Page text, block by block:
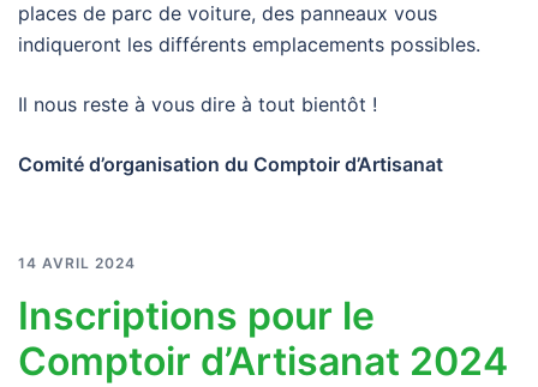
places de parc de voiture, des panneaux vous
indiqueront les différents emplacements possibles.
Il nous reste à vous dire à tout bientôt !
Comité d’organisation du Comptoir d’Artisanat
14 AVRIL 2024
Inscriptions pour le
Comptoir d’Artisanat 2024